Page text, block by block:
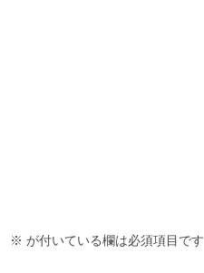
※ が付いている欄は必須項目です